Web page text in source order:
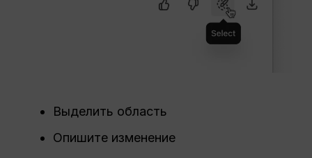
Выделить область
Опишите изменение